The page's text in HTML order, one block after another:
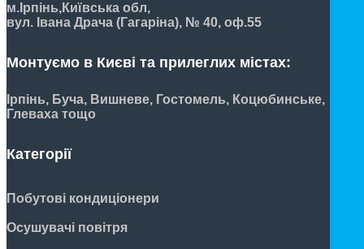
м.Ірпінь,Київська обл,
вул. Івана Драча (Гагаріна), № 40, оф.55
Монтуємо в Києві та прилеглих містах:
Ірпінь, Буча, Вишневе, Гостомель, Коцюбинське,
Глеваха тощо
Категорії
Побутові кондиціонери
Осушувачі повітря